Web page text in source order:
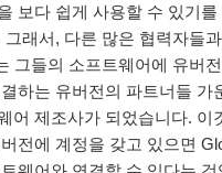
보다 쉽게 사용할 수 있기를
그래서, 다른 많은 협력자들
그들의 소프트웨어에 유버
하는 유버전의 파트너들 가
어 제조사가 되었습니다. 이
전에 계정을 갖고 있으면